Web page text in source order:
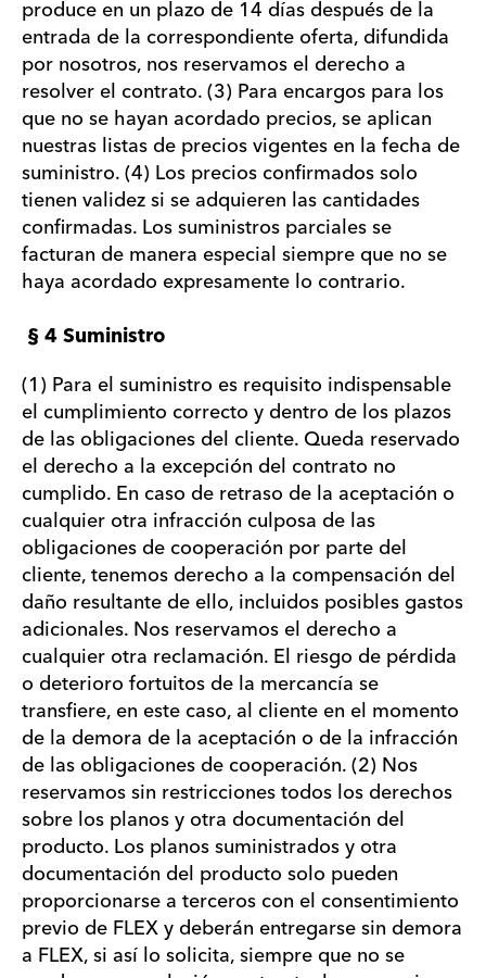
produce en un plazo de 14 días después de la
entrada de la correspondiente oferta, difundida
por nosotros, nos reservamos el derecho a
resolver el contrato. (3) Para encargos para los
que no se hayan acordado precios, se aplican
nuestras listas de precios vigentes en la fecha de
suministro. (4) Los precios confirmados solo
tienen validez si se adquieren las cantidades
confirmadas. Los suministros parciales se
facturan de manera especial siempre que no se
haya acordado expresamente lo contrario.
§ 4 Suministro
(1) Para el suministro es requisito indispensable
el cumplimiento correcto y dentro de los plazos
de las obligaciones del cliente. Queda reservado
el derecho a la excepción del contrato no
cumplido. En caso de retraso de la aceptación o
cualquier otra infracción culposa de las
obligaciones de cooperación por parte del
cliente, tenemos derecho a la compensación del
daño resultante de ello, incluidos posibles gastos
adicionales. Nos reservamos el derecho a
cualquier otra reclamación. El riesgo de pérdida
o deterioro fortuitos de la mercancía se
transfiere, en este caso, al cliente en el momento
de la demora de la aceptación o de la infracción
de las obligaciones de cooperación. (2) Nos
reservamos sin restricciones todos los derechos
sobre los planos y otra documentación del
producto. Los planos suministrados y otra
documentación del producto solo pueden
proporcionarse a terceros con el consentimiento
previo de FLEX y deberán entregarse sin demora
a FLEX, si así lo solicita, siempre que no se